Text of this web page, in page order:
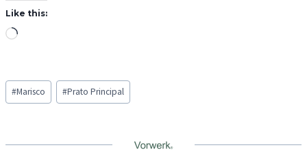
Like this:
L
d
i
g
Post
Tags:
#Marisco #Prato Principal